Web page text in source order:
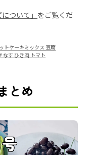
について」 をご覧くだ
トケーキミックス 豆腐
なす ひき肉 トマト
とめ